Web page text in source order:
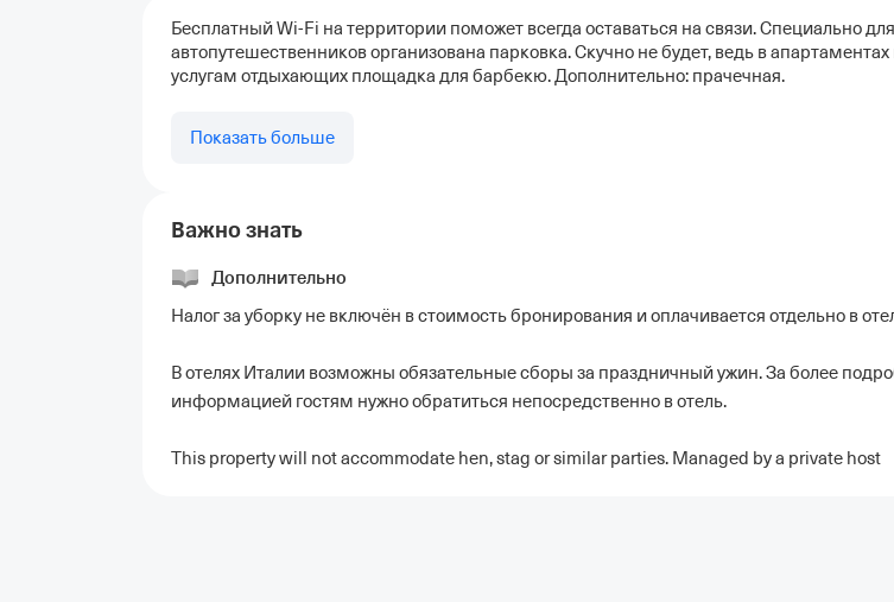
Бесплатный Wi-Fi на территории поможет всегда оставаться на связи. Специально для
автопутешественников организована парковка. Скучно не будет, ведь в апартаментах
услугам отдыхающих площадка для барбекю. Дополнительно: прачечная.
Показать больше
Важно знать
Дополнительно
Налог за уборку не включён в стоимость бронирования и оплачивается отдельно в
В отелях Италии возможны обязательные сборы за праздничный ужин. За более
информацией гостям нужно обратиться непосредственно в отель.
This property will not accommodate hen, stag or similar parties. Managed by a private host